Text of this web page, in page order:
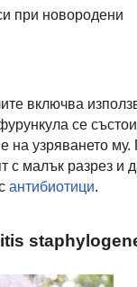
при новородени
включва
се
на узряването
с малък разрез и
антибиотици.